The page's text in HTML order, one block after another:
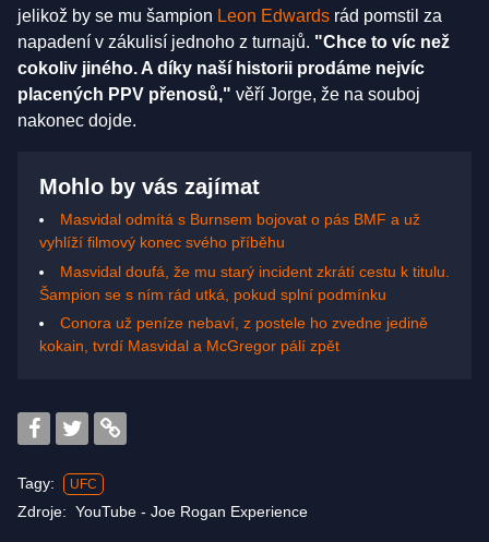
jelikož by se mu šampion Leon Edwards rád pomstil za
napadení v zákulisí jednoho z turnajů. "Chce to víc než
cokoliv jiného. A díky naší historii prodáme nejvíc
placených PPV přenosů," věří Jorge, že na souboj
nakonec dojde.
Mohlo by vás zajímat
Masvidal odmítá s Burnsem bojovat o pás BMF a už
vyhlíží filmový konec svého příběhu
Masvidal doufá, že mu starý incident zkrátí cestu k titulu.
Šampion se s ním rád utká, pokud splní podmínku
Conora už peníze nebaví, z postele ho zvedne jedině
kokain, tvrdí Masvidal a McGregor pálí zpět
Tagy: UFC
Zdroje: YouTube - Joe Rogan Experience